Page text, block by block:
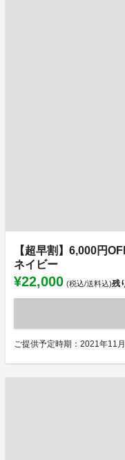
【超早割】6,000円
ネイビー
¥22,000 (税込/送料込)残
ご提供予定時期：2021年11